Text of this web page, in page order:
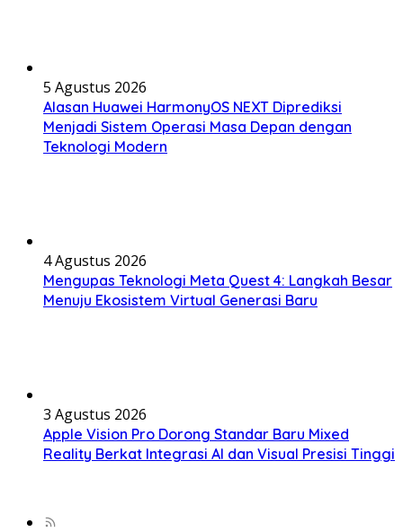
5 Agustus 2026
Alasan Huawei HarmonyOS NEXT Diprediksi
Menjadi Sistem Operasi Masa Depan dengan
Teknologi Modern
4 Agustus 2026
Mengupas Teknologi Meta Quest 4: Langkah Besar
Menuju Ekosistem Virtual Generasi Baru
3 Agustus 2026
Apple Vision Pro Dorong Standar Baru Mixed
Reality Berkat Integrasi AI dan Visual Presisi Tinggi